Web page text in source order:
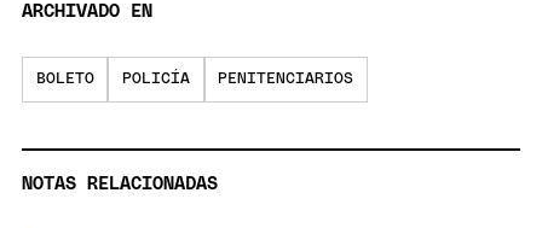
ARCHIVADO EN
BOLETO POLICÍA PENITENCIARIOS
NOTAS RELACIONADAS